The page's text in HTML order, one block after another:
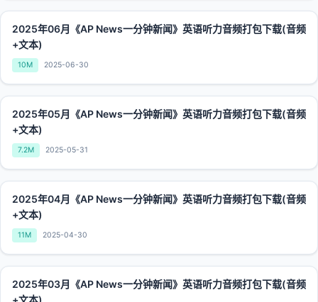
2025年06月《AP News一分钟新闻》英语听力音频打包下载(音频
+文本)
10M 2025-06-30
2025年05月《AP News一分钟新闻》英语听力音频打包下载(音频
+文本)
7.2M 2025-05-31
2025年04月《AP News一分钟新闻》英语听力音频打包下载(音频
+文本)
11M 2025-04-30
2025年03月《AP News一分钟新闻》英语听力音频打包下载(音频
+文本)